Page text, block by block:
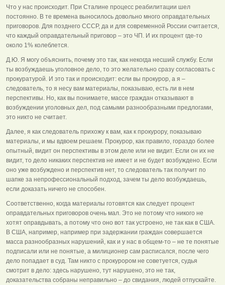
Что у нас происходит. При Сталине процесс реабилитации шел
постоянно. В те времена выносилось довольно много оправдательных
приговоров. Для позднего СССР, да и для современной России считается,
что каждый оправдательный приговор – это ЧП. И их процент где-то
около 1% колеблется.
Д.Ю. Я могу объяснить, почему это так, как некогда несший службу. Если
ты возбуждаешь уголовное дело, то это желательно сразу согласовать с
прокуратурой. И это так и происходит: если вы прокурор, а я –
следователь, то я несу вам материалы, показываю, есть ли в нем
перспективы. Но, как вы понимаете, массе граждан отказывают в
возбуждении уголовных дел, под самыми разнообразными предлогами,
это никто не считает.
Далее, я как следователь прихожу к вам, как к прокурору, показываю
материалы, и мы вдвоем решаем. Прокурор, как правило, гораздо более
опытный, видит он перспективы в этом деле или не видит. Если он их не
видит, то дело никаких перспектив не имеет и не будет возбуждено. Если
оно уже возбуждено и перспектив нет, то следователь так получит по
шапке за непрофессиональный подход, зачем ты дело возбуждаешь,
если доказать ничего не способен.
Соответственно, когда материалы готовятся как следует процент
оправдательных приговоров очень мал. Это не потому что никого не
хотят оправдывать, а потому что оно вот так устроено, не так как в США.
В США, например, например при задержании граждан совершается
масса разнообразных нарушений, как и у нас в общем-то – не те понятые
подписали или не понятые, а милиционер сам расписался, после чего
дело попадает в суд. Там никто с прокурором не советуется, судья
смотрит в дело: здесь нарушено, тут нарушено, это не так,
доказательства собраны неправильно – до свидания, людей отпускайте.